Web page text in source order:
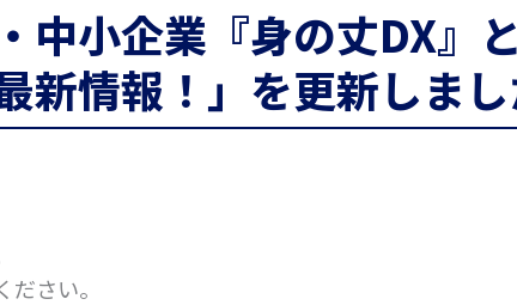
中小企業『身の丈DX』
新情報！」を更新しま
さい。